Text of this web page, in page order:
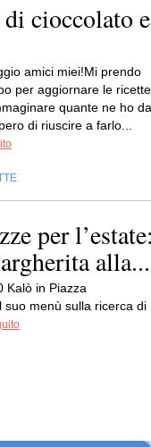
cioccolato e
amici miei!Mi prendo
per aggiornare le
quante ne ho da
di riuscire a farlo...
per
alla...
Kalò in Piazza
suo menù sulla ricerca di